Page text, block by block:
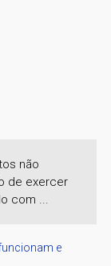
não
de exercer
com ...
e